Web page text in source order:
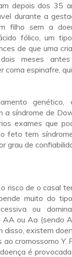
depois dos 35
durante a
filho sem a
fólico, um
de que uma
meses
coma espinafre,
genético,
a síndrome de
exames que
feto tem
grau de
risco de o casal
muito do
ou
AA ou Aa (sendo
disso, existem
cromossomo Y.
é